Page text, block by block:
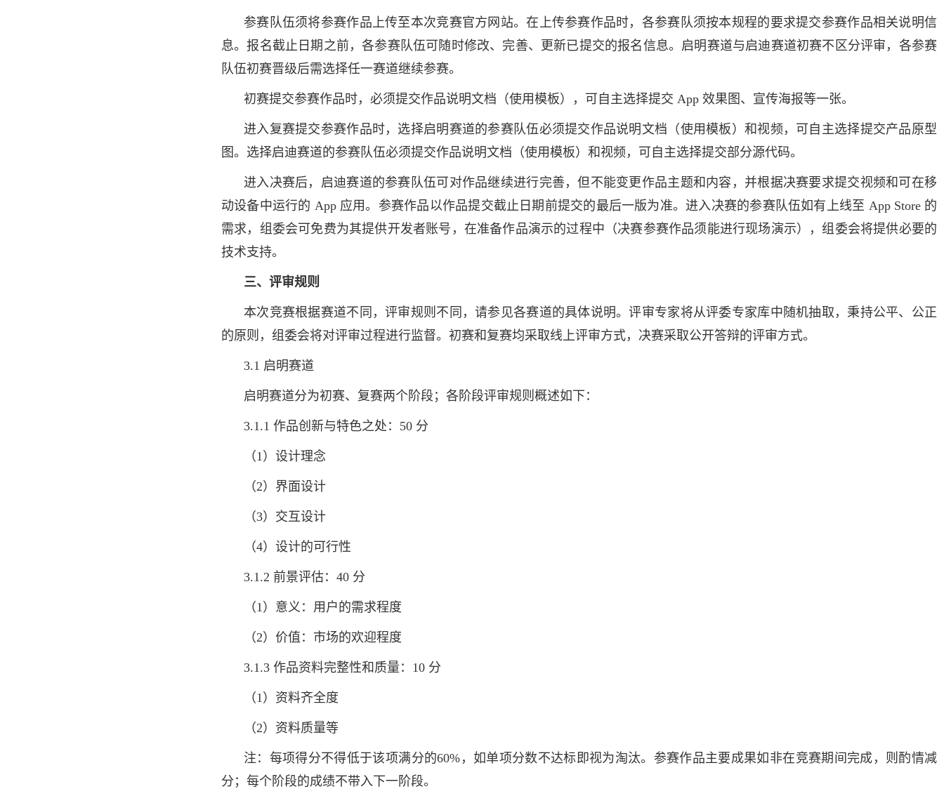
参赛队伍须将参赛作品上传至本次竞赛官方网站。在上传参赛作品时，各参赛队须按本规程的要求提交参赛作品相关说明信
息。报名截止日期之前，各参赛队伍可随时修改、完善、更新已提交的报名信息。启明赛道与启迪赛道初赛不区分评审，各参赛
队伍初赛晋级后需选择任一赛道继续参赛。
初赛提交参赛作品时，必须提交作品说明文档（使用模板），可自主选择提交 App 效果图、宣传海报等一张。
进入复赛提交参赛作品时，选择启明赛道的参赛队伍必须提交作品说明文档（使用模板）和视频，可自主选择提交产品原型
图。选择启迪赛道的参赛队伍必须提交作品说明文档（使用模板）和视频，可自主选择提交部分源代码。
进入决赛后，启迪赛道的参赛队伍可对作品继续进行完善，但不能变更作品主题和内容，并根据决赛要求提交视频和可在移
动设备中运行的 App 应用。参赛作品以作品提交截止日期前提交的最后一版为准。进入决赛的参赛队伍如有上线至 App Store 的
需求，组委会可免费为其提供开发者账号，在准备作品演示的过程中（决赛参赛作品须能进行现场演示），组委会将提供必要的
技术支持。
三、评审规则
本次竞赛根据赛道不同，评审规则不同，请参见各赛道的具体说明。评审专家将从评委专家库中随机抽取，秉持公平、公正
的原则，组委会将对评审过程进行监督。初赛和复赛均采取线上评审方式，决赛采取公开答辩的评审方式。
3.1 启明赛道
启明赛道分为初赛、复赛两个阶段；各阶段评审规则概述如下：
3.1.1 作品创新与特色之处：50 分
（1）设计理念
（2）界面设计
（3）交互设计
（4）设计的可行性
3.1.2 前景评估：40 分
（1）意义：用户的需求程度
（2）价值：市场的欢迎程度
3.1.3 作品资料完整性和质量：10 分
（1）资料齐全度
（2）资料质量等
注：每项得分不得低于该项满分的60%，如单项分数不达标即视为淘汰。参赛作品主要成果如非在竞赛期间完成，则酌情减
分；每个阶段的成绩不带入下一阶段。